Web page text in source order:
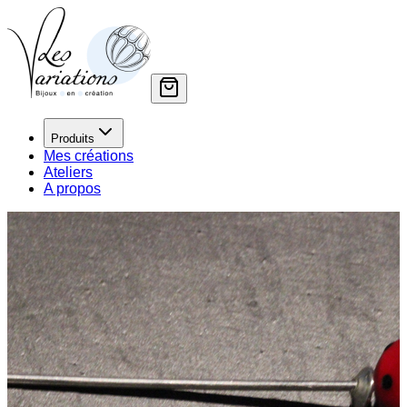
Produits
Mes créations
Ateliers
A propos